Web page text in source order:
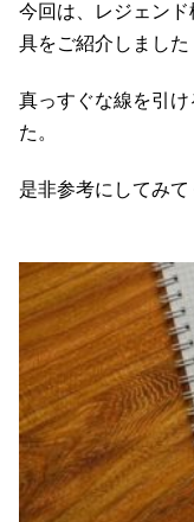
今回は、レジェン
具をご紹介しました
真っすぐな線を引
た。
是非参考にしてみて